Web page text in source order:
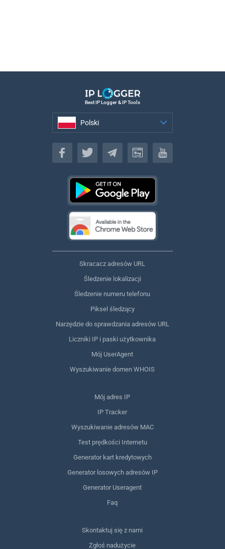
Best IP Logger & IP Tools
Polski
Polski
Skracacz adresów URL
Śledzenie lokalizacji
Śledzenie numeru telefonu
Piksel śledzący
Narzędzie do sprawdzania adresów URL
Liczniki IP i paski użytkownika
Mój UserAgent
Wyszukiwanie domen WHOIS
Mój adres IP
IP Tracker
Wyszukiwanie adresów MAC
Test prędkości Internetu
Generator kart kredytowych
Generator losowych adresów IP
Generator Useragent
Faq
Skontaktuj się z nami
Zgłoś nadużycie